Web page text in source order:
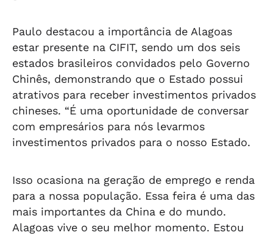
Paulo destacou a importância de Alagoas
estar presente na CIFIT, sendo um dos seis
estados brasileiros convidados pelo Governo
Chinês, demonstrando que o Estado possui
atrativos para receber investimentos privados
chineses. “É uma oportunidade de conversar
com empresários para nós levarmos
investimentos privados para o nosso Estado.
Isso ocasiona na geração de emprego e renda
para a nossa população. Essa feira é uma das
mais importantes da China e do mundo.
Alagoas vive o seu melhor momento. Estou